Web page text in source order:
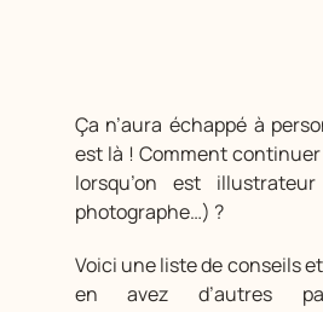
Ça n’aura échappé à
est là ! Comment
lorsqu’on est
photographe…) ?
Voici une liste de conseils
en avez d’autres